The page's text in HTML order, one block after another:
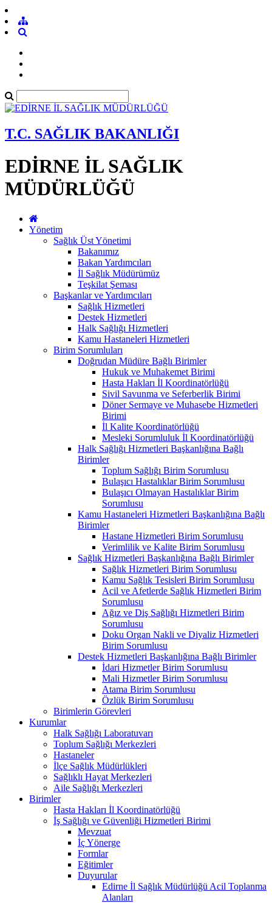
T.C. SAĞLIK BAKANLIĞI
EDİRNE İL SAĞLIK
MÜDÜRLÜĞÜ
Yönetim
Sağlık Üst Yönetimi
Bakanımız
Bakan Yardımcıları
İl Sağlık Müdürümüz
Teşkilat Şeması
Başkanlar ve Yardımcıları
Sağlık Hizmetleri
Destek Hizmetleri
Halk Sağlığı Hizmetleri
Kamu Hastaneleri Hizmetleri
Birim Sorumluları
Doğrudan Müdüre Bağlı Birimler
Hukuk ve Muhakemet Birimi
Hasta Hakları İl Koordinatörlüğü
Sivil Savunma ve Seferberlik Birimi
Döner Sermaye ve Muhasebe Hizmetleri
Birimi
İl Kalite Koordinatörlüğü
Mesleki Sorumluluk İl Koordinatörlüğü
Halk Sağlığı Hizmetleri Başkanlığına Bağlı
Birimler
Toplum Sağlığı Birim Sorumlusu
Bulaşıcı Hastalıklar Birim Sorumlusu
Bulaşıcı Olmayan Hastalıklar Birim
Sorumlusu
Kamu Hastaneleri Hizmetleri Başkanlığına Bağlı
Birimler
Hastane Hizmetleri Birim Sorumlusu
Verimlilik ve Kalite Birim Sorumlusu
Sağlık Hizmetleri Başkanlığına Bağlı Birimler
Sağlık Hizmetleri Birim Sorumlusu
Kamu Sağlık Tesisleri Birim Sorumlusu
Acil ve Afetlerde Sağlık Hizmetleri Birim
Sorumlusu
Ağız ve Diş Sağlığı Hizmetleri Birim
Sorumlusu
Doku Organ Nakli ve Diyaliz Hizmetleri
Birim Sorumlusu
Destek Hizmetleri Başkanlığına Bağlı Birimler
İdari Hizmetler Birim Sorumlusu
Mali Hizmetler Birim Sorumlusu
Atama Birim Sorumlusu
Özlük Birim Sorumlusu
Birimlerin Görevleri
Kurumlar
Halk Sağlığı Laboratuvarı
Toplum Sağlığı Merkezleri
Hastaneler
İlçe Sağlık Müdürlükleri
Sağlıklı Hayat Merkezleri
Aile Sağlığı Merkezleri
Birimler
Hasta Hakları İl Koordinatörlüğü
İş Sağlığı ve Güvenliği Hizmetleri Birimi
Mevzuat
İç Yönerge
Formlar
Eğitimler
Duyurular
Edirne İl Sağlık Müdürlüğü Acil Toplanma
Alanları